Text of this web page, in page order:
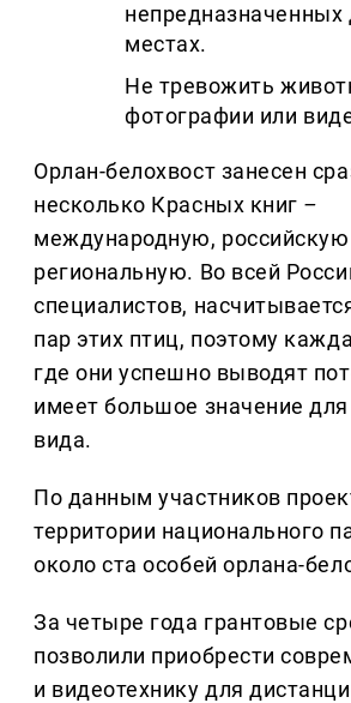
непредназначенных
местах.
Не тревожить
фотографии или
Орлан-белохвост занесен
несколько Красных книг –
международную, российскую
региональную. Во всей
специалистов,
пар этих птиц, поэтому
где они успешно выводят
имеет большое значение для
вида.
По данным участников
территории национального
около ста особей орлана-
За четыре года грантовые
позволили приобрести
и видеотехнику для